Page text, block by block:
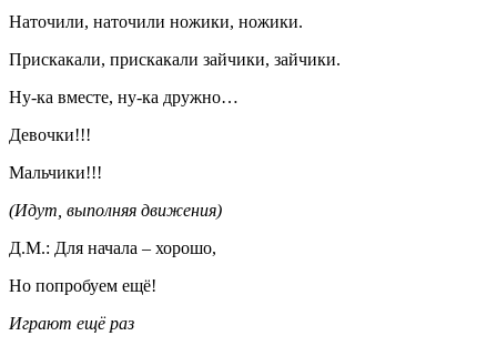
Наточили, наточили ножики, ножики.
Прискакали, прискакали зайчики, зайчики.
Ну-ка вместе, ну-ка дружно…
Девочки!!!
Мальчики!!!
(Идут, выполняя движения)
Д.М.: Для начала – хорошо,
Но попробуем ещё!
Играют ещё раз